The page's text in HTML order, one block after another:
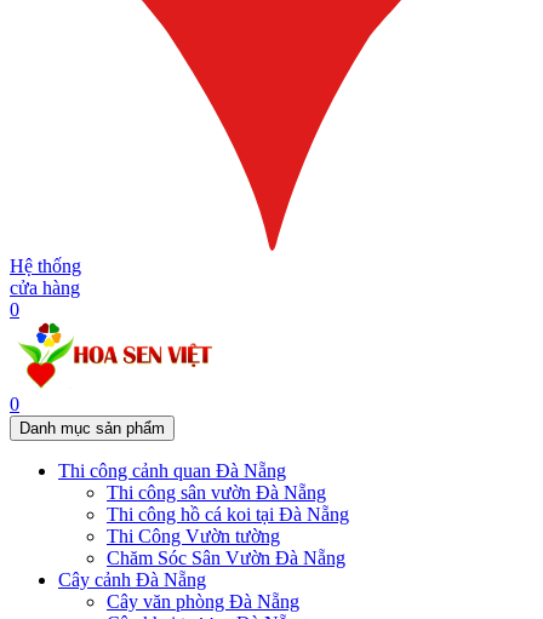
Hệ thống
cửa hàng
0
0
Danh mục sản phẩm
Thi công cảnh quan Đà Nẵng
Thi công sân vườn Đà Nẵng
Thi công hồ cá koi tại Đà Nẵng
Thi Công Vườn tường
Chăm Sóc Sân Vườn Đà Nẵng
Cây cảnh Đà Nẵng
Cây văn phòng Đà Nẵng